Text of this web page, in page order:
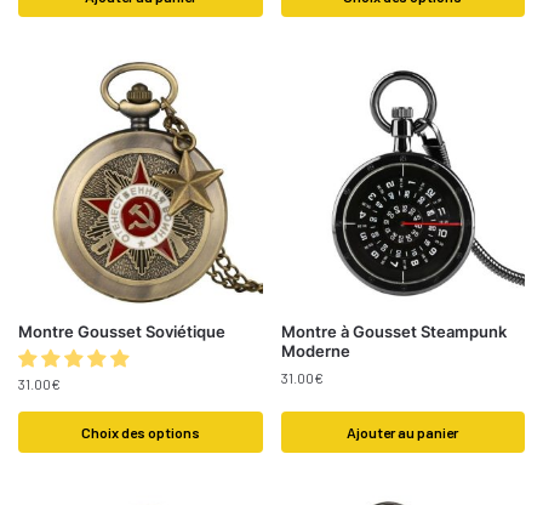
Montre Gousset Soviétique
31.00€
Choix des options
Montre à Gousset Steampunk
Moderne
31.00€
Ajouter au panier